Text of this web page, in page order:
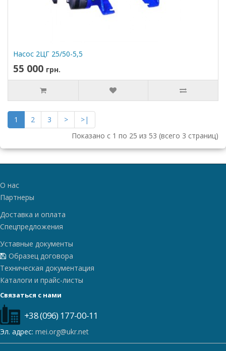
Насос 2ЦГ 25/50-5,5
55 000 грн.
1 2 3 >
>|
Показано с 1 по 25 из 53 (всего 3 страниц)
О нас
Партнеры
Доставка и оплата
Спецпредложения
Уставные документы
Образец договора
Техническая документация
Каталоги и прайс-листы
Связаться с нами
+38 (096) 177-00-11
Эл. адрес: mei.org@ukr.net